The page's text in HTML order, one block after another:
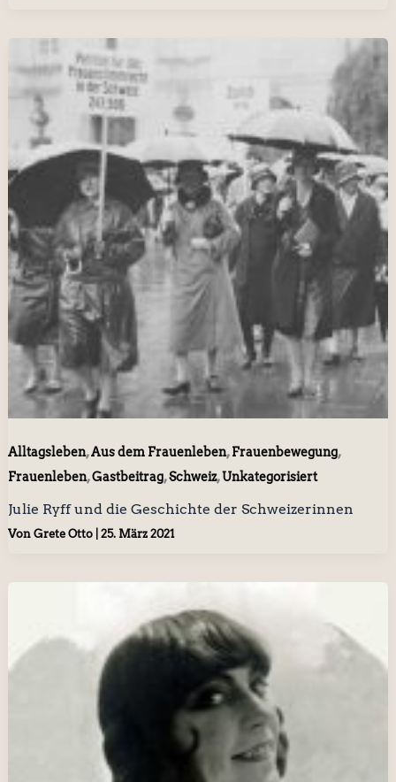
Alltagsleben,Aus dem Frauenleben,Frauenbewegung,
Frauenleben,Gastbeitrag,Schweiz,Unkategorisiert
Julie Ryff und die Geschichte der Schweizerinnen
Von Grete Otto 25. März 2021